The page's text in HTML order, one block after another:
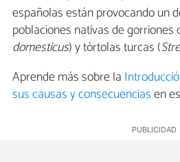
españolas están provocando un
poblaciones nativas de gorriones
domesticus) y tórtolas turcas (
Aprende más sobre la
sus causas y consecuenciasen